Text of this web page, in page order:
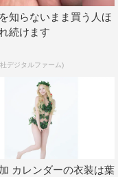
楽しんでhappyな毎
す！（笑）
知らないまま買う人ほ
続けます
デジタルファーム)
カレンダーの衣装は葉